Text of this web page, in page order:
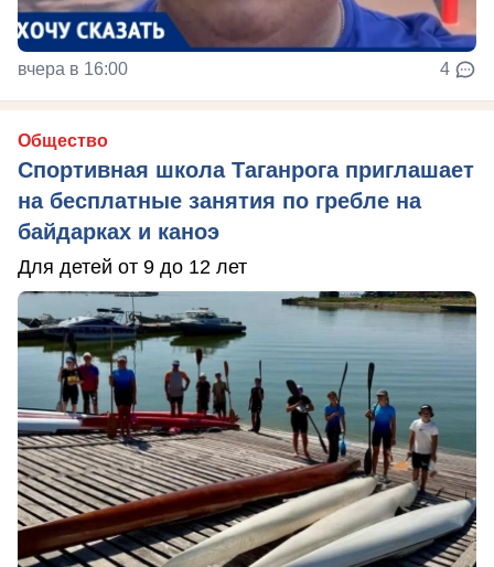
вчера в 16:00 4
Общество
Спортивная школа Таганрога приглашает
на бесплатные занятия по гребле на
байдарках и каноэ
Для детей от 9 до 12 лет